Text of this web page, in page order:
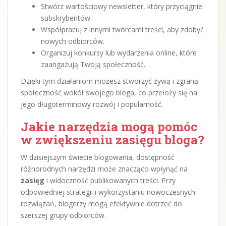
Stwórz wartościowy newsletter, który przyciągnie
subskrybentów.
Współpracuj z innymi twórcami treści, aby zdobyć
nowych odbiorców.
Organizuj konkursy lub wydarzenia online, które
zaangażują Twoją społeczność.
Dzięki tym działaniom możesz stworzyć żywą i zgraną
społeczność wokół swojego bloga, co przełoży się na
jego długoterminowy rozwój i popularność.
Jakie narzędzia mogą pomóc
w zwiększeniu zasięgu bloga?
W dzisiejszym świecie blogowania, dostępność
różnorodnych narzędzi może znacząco wpłynąć na
zasięg i widoczność publikowanych treści. Przy
odpowiedniej strategii i wykorzystaniu nowoczesnych
rozwiązań, blogerzy mogą efektywnie dotrzeć do
szerszej grupy odbiorców.